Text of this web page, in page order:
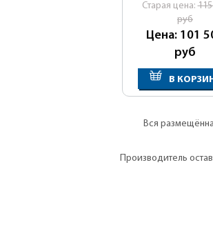
Cтарая цена:
руб
Цена: 101
руб
В
Вся
Производитель